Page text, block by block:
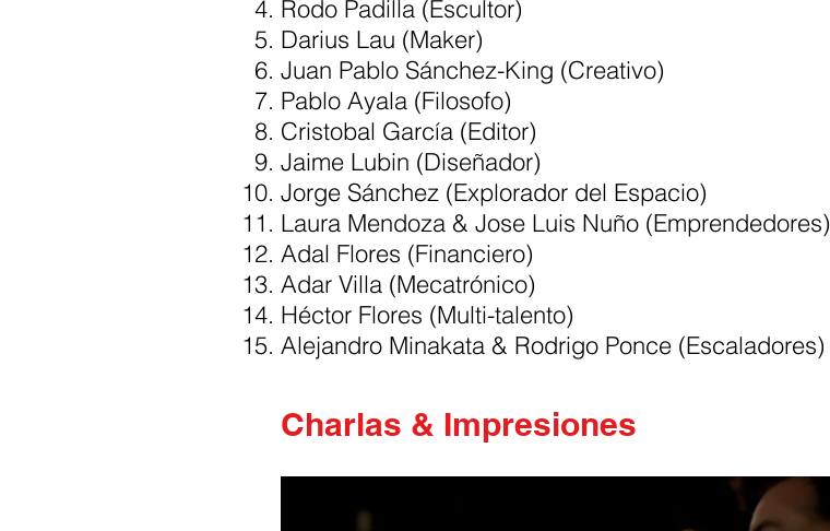
Rodo Padilla (Escultor)
Darius Lau (Maker)
Juan Pablo Sánchez-King (Creativo)
Pablo Ayala (Filosofo)
Cristobal García (Editor)
Jaime Lubin (Diseñador)
Jorge Sánchez (Explorador del Espacio)
Laura Mendoza & Jose Luis Nuño (Emprendedores)
Adal Flores (Financiero)
Adar Villa (Mecatrónico)
Héctor Flores (Multi-talento)
Alejandro Minakata & Rodrigo Ponce (Escaladores)
Charlas & Impresiones